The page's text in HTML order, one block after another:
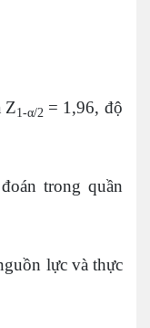
Z1-α/2 = 1,96, độ
trong quần
lực và thực